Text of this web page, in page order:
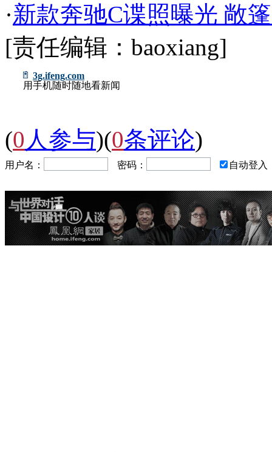
·新款奔驰C谍照曝光 敞
[责任编辑：baoxiang]
3g.ifeng.com
用手机随时随地看新闻
(0 人参与)(0条评论)
用户名： 密码： 自动登入